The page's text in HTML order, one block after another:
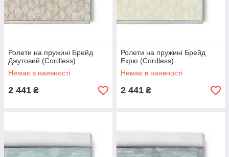
Ролети на пружині Брейд
Джутовий (Cordless)
Немає в наявності
2 441 ₴
Ролети на пружині Брейд
Екрю (Cordless)
Немає в наявності
2 441 ₴